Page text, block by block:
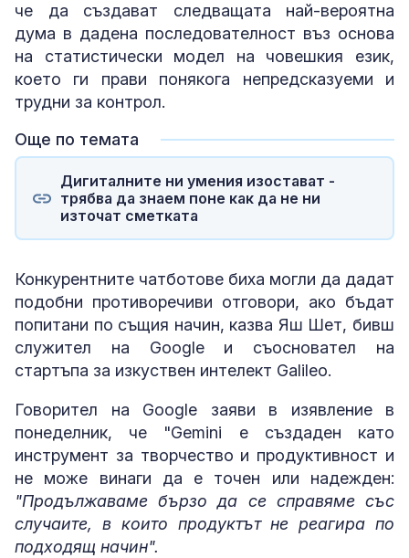
че да създават следващата най-вероятна
дума в дадена последователност въз основа
на статистически модел на човешкия език,
което ги прави понякога непредсказуеми и
трудни за контрол.
Още по темата
Дигиталните ни умения изостават -
трябва да знаем поне как да не ни
източат сметката
Конкурентните чатботове биха могли да дадат
подобни противоречиви отговори, ако бъдат
попитани по същия начин, казва Яш Шет, бивш
служител на Google и съосновател на
стартъпа за изкуствен интелект Galileo.
Говорител на Google заяви в изявление в
понеделник, че "Gemini е създаден като
инструмент за творчество и продуктивност и
не може винаги да е точен или надежден:
"Продължаваме бързо да се справяме със
случаите, в които продуктът не реагира по
подходящ начин".